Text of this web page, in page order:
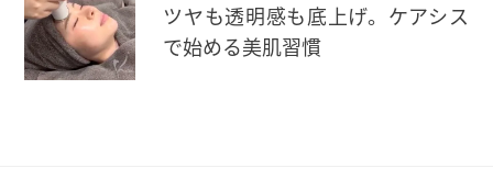
ツヤも透明感も底上げ。ケアシス
で始める美肌習慣